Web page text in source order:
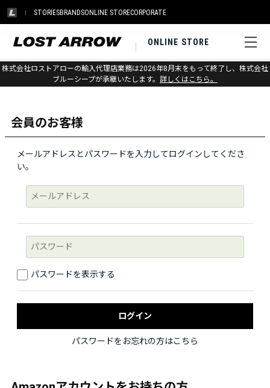
STORIESBRANDSONLINE STORECORPORATE
ONLINE STORE
株式会社ロストアローの輸入代理店業務は2026年8月末をもって終了し、株式会社
ブルーシープが承継いたします。 詳しくはこちら。
ログイン
会員のお客様
メールアドレスとパスワードを入力してログインしてくださ
い。
パスワードを表示する
パスワードをお忘れの方はこちら